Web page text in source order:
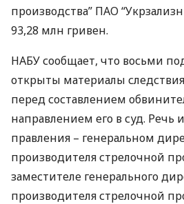
производства” ПАО
93,28 млн гривен.
НАБУсообщает, что восьми
открыты материалы
перед составлением
направлением его в суд. Речь
правления – генеральном
производителя стрелочной
заместителе генерального
производителя стрелочной